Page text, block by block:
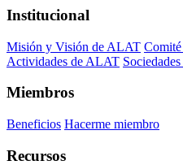
Institucional
Misión y Visión de ALAT
Actividades de ALAT
Miembros
Beneficios Hacerme miembro
Recursos